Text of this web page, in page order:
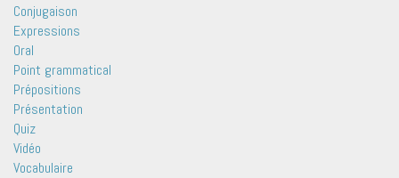
Conjugaison
Expressions
Oral
Point grammatical
Prépositions
Présentation
Quiz
Vidéo
Vocabulaire